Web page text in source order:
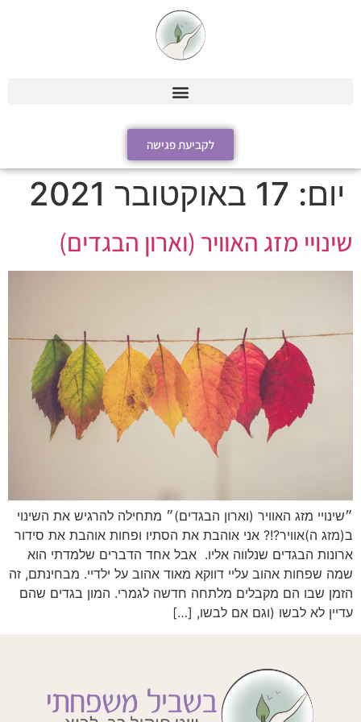
לקביעת פגישה
יום: 17 באוקטובר 2021
שינויי מזג האוויר (וארון הבגדים)
״שינויי מזג האוויר (וארון הבגדים)״ מתחילה להרגיש את השינוי
ב(מזג ה)אוויר?!? אני אוהבת את הסתיו ופחות אוהבת את סידור
ארונות הבגדים שנלווה אליו. אבל אחד הדברים שלמדתי הוא
שמה שפחות אהוב עליי דווקא מאוד אהוב על ילדיי. מבחינתם, זה
הזמן שבו הם מקבלים מלתחה חדשה לגמרי. המון בגדים שהם
עדיין לא לבשו (וגם אם לבשו, […]